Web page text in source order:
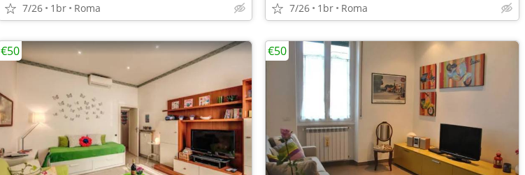
7/26 1br Roma 7/26 1br Roma
€50 €50